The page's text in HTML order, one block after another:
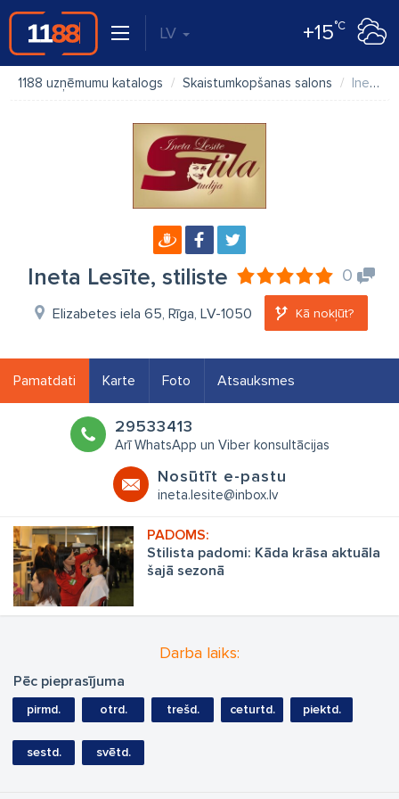
LV +15°C
1188 uzņēmumu katalogs Skaistumkopšanas salons Ineta Lesīte, stiliste
Ineta Lesīte, stiliste 0
Elizabetes iela 65, Rīga, LV-1050 Kā nokļūt?
Pamatdati Karte Foto Atsauksmes
29533413
Arī WhatsApp un Viber konsultācijas
Nosūtīt e-pastu
ineta.lesite@inbox.lv
Stilista padomi: Kāda krāsa aktuāla
šajā sezonā
Darba laiks:
Pēc pieprasījuma
pirmd. otrd. trešd. ceturtd. piektd.
sestd. svētd.